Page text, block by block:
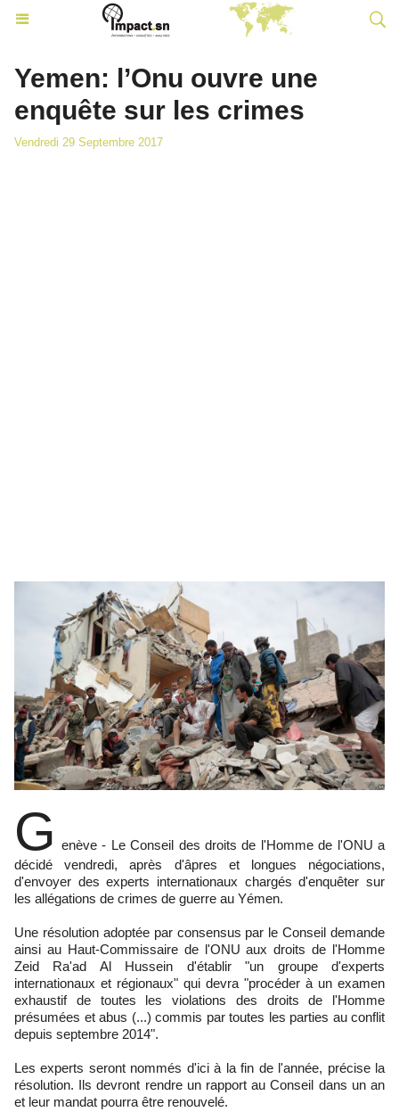
Yemen: l’Onu ouvre une
enquête sur les crimes
Vendredi 29 Septembre 2017
G enève - Le Conseil des droits de l'Homme de l'ONU a
décidé vendredi, après d'âpres et longues négociations,
d'envoyer des experts internationaux chargés d'enquêter sur
les allégations de crimes de guerre au Yémen.
Une résolution adoptée par consensus par le Conseil demande
ainsi au Haut-Commissaire de l'ONU aux droits de l'Homme
Zeid Ra'ad Al Hussein d'établir "un groupe d'experts
internationaux et régionaux" qui devra "procéder à un examen
exhaustif de toutes les violations des droits de l'Homme
présumées et abus (...) commis par toutes les parties au conflit
depuis septembre 2014".
Les experts seront nommés d'ici à la fin de l'année, précise la
résolution. Ils devront rendre un rapport au Conseil dans un an
et leur mandat pourra être renouvelé.